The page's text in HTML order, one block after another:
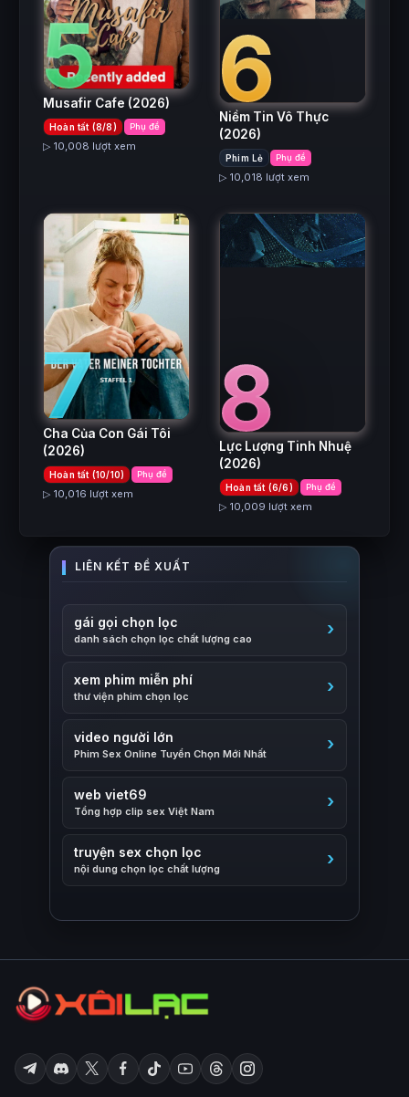
5
Musafir Cafe (2026)
Hoàn tất (8/8) Phụ đề
▷ 10,008 lượt xem
6
Niềm Tin Vô Thực
(2026)
Phim Lẻ Phụ đề
▷ 10,018 lượt xem
7
Cha Của Con Gái Tôi
(2026)
Hoàn tất (10/10) Phụ đề
▷ 10,016 lượt xem
8
Lực Lượng Tinh Nhuệ
(2026)
Hoàn tất (6/6) Phụ đề
▷ 10,009 lượt xem
gái gọi chọn lọc
danh sách chọn lọc chất lượng cao
xem phim miễn phí
thư viện phim chọn lọc
video người lớn
Phim Sex Online Tuyển Chọn Mới Nhất
web viet69
Tổng hợp clip sex Việt Nam
truyện sex chọn lọc
nội dung chọn lọc chất lượng